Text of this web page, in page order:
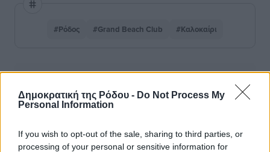
Δημοκρατική της Ρόδου - Do Not Process My
Personal Information
If you wish to opt-out of the sale, sharing to third parties, or
processing of your personal or sensitive information for
#Ρόδος #Grand Beach Club #Καλοκαίρι
Add Dimokratiki.gr on Google ↗
Ακολουθήστε μας στο Google News ★ ↗